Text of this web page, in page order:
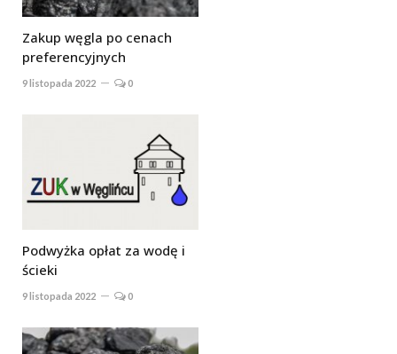
Zakup węgla po cenach
preferencyjnych
9 listopada 2022 0
Podwyżka opłat za wodę i
ścieki
9 listopada 2022 0